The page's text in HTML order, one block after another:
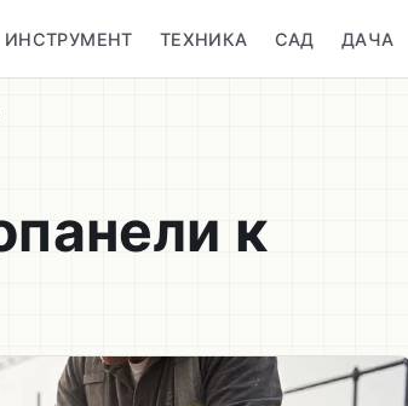
ИНСТРУМЕНТ ТЕХНИКА САД ДАЧА
к